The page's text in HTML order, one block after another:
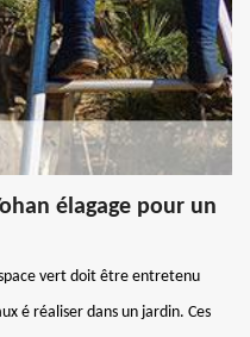
élagage pour un
vert doit être entretenu
é réaliser dans un jardin. Ces